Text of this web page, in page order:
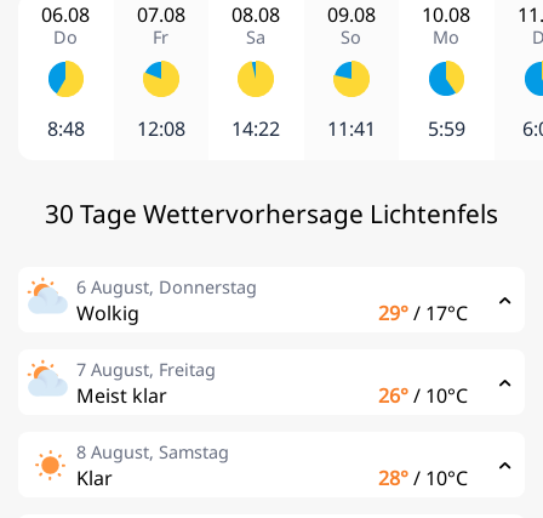
06.08
Do
8:48
07.08
Fr
12:08
08.08
Sa
14:22
09.08
So
11:41
10.08
Mo
5:59
30 Tage Wettervorhersage Lichtenfels
6 August, Donnerstag
Wolkig 29°/ 17°C
7 August, Freitag
Meist klar 26°/ 10°C
8 August, Samstag
Klar 28°/ 10°C